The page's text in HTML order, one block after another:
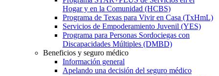
Hogar y en la Comunidad (HCBS)
Programa de Texas para Vivir en Casa (TxHmL)
Servicios de Empoderamiento Juvenil (YES)
Programa para Personas Sordociegas con
Discapacidades Múltiples (DMBD)
Beneficios y seguro médico
Información general
Apelando una decisión del seguro médico